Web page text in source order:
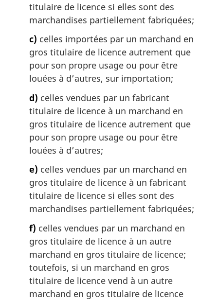
titulaire de licence si elles sont des
marchandises partiellement fabriquées;
c) celles importées par un marchand en
gros titulaire de licence autrement que
pour son propre usage ou pour être
louées à d’autres, sur importation;
d) celles vendues par un fabricant
titulaire de licence à un marchand en
gros titulaire de licence autrement que
pour son propre usage ou pour être
louées à d’autres;
e) celles vendues par un marchand en
gros titulaire de licence à un fabricant
titulaire de licence si elles sont des
marchandises partiellement fabriquées;
f) celles vendues par un marchand en
gros titulaire de licence à un autre
marchand en gros titulaire de licence;
toutefois, si un marchand en gros
titulaire de licence vend à un autre
marchand en gros titulaire de licence